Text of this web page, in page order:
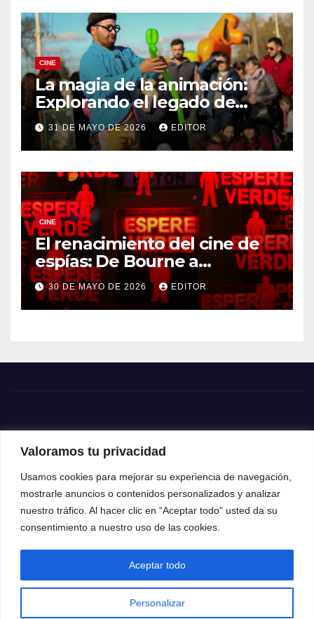
Valoramos tu privacidad
Usamos cookies para mejorar su experiencia de navegación,
mostrarle anuncios o contenidos personalizados y analizar
nuestro tráfico. Al hacer clic en “Aceptar todo” usted da su
consentimiento a nuestro uso de las cookies.
Personalizar
Aceptar todo
CINE
La magia de la animación:
Explorando el legado de
DreamWorks
31 DE MAYO DE 2026 EDITOR
CINE
El renacimiento del cine de
espías: De Bourne a
Treadstone
30 DE MAYO DE 2026 EDITOR
Funciona gracias a WordPress|Tema: News Way por